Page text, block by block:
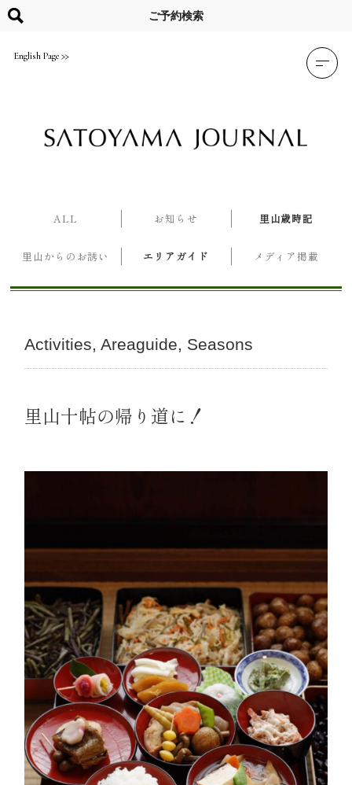
content
English Page
ご予約検索
ALL お知らせ 里山歳時記
里山からのお誘い エリアガイド メディア掲載
Activities Areaguide Seasons
里山十帖の帰り道に！